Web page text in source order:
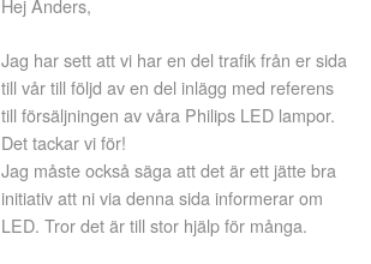
Hej Anders,
Jag har sett att vi har en del trafik från er sida
till vår till följd av en del inlägg med referens
till försäljningen av våra Philips LED lampor.
Det tackar vi för!
Jag måste också säga att det är ett jätte bra
initiativ att ni via denna sida informerar om
LED. Tror det är till stor hjälp för många.